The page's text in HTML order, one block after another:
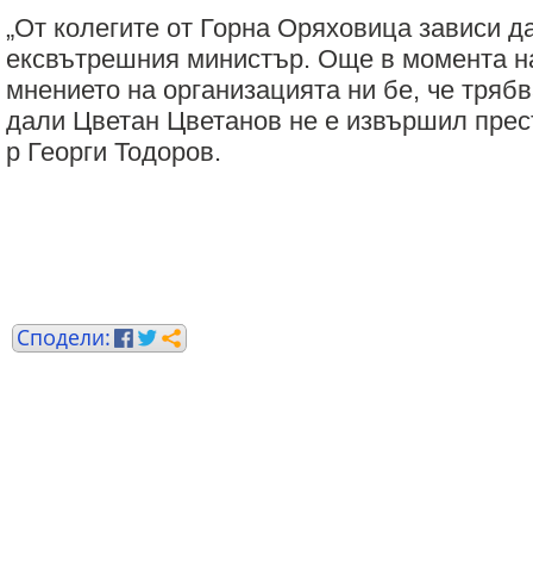
„От колегите от Горна Оряховица зависи
ексвътрешния министър. Още в момента
мнението на организацията ни бе, че
дали Цветан Цветанов не е извършил
р Георги Тодоров.